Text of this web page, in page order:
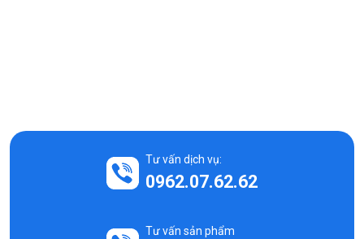
Tư vấn dịch vụ:
0962.07.62.62
Tư vấn sản phẩm